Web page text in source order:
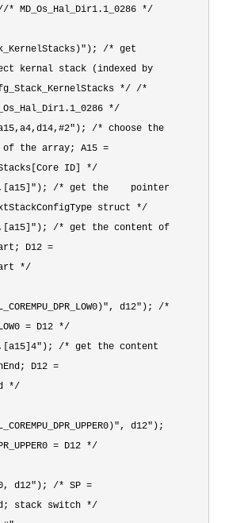
MD_Os_Hal_Dir1.1_0286 */
/* get
kernal stack (indexed by
*/ /*
*/
/* choose the
of the array; A15 =
ID] */
/* get the pointer
struct */
/* get the content of
D12 =
*/
d12"); /*
= D12 */
/* get the content
D12 =
*/
d12");
= D12 */
d12"); /* SP =
stack switch */